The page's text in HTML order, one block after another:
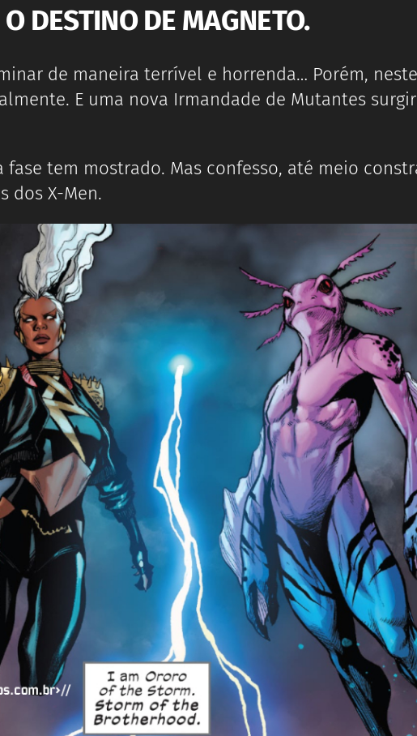
DESTINO DE MAGNETO.
de maneira terrível e horrenda… Porém,
E uma nova Irmandade de Mutantes
tem mostrado. Mas confesso, até meio
dos X-Men.